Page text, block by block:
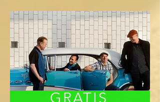
GRATIS